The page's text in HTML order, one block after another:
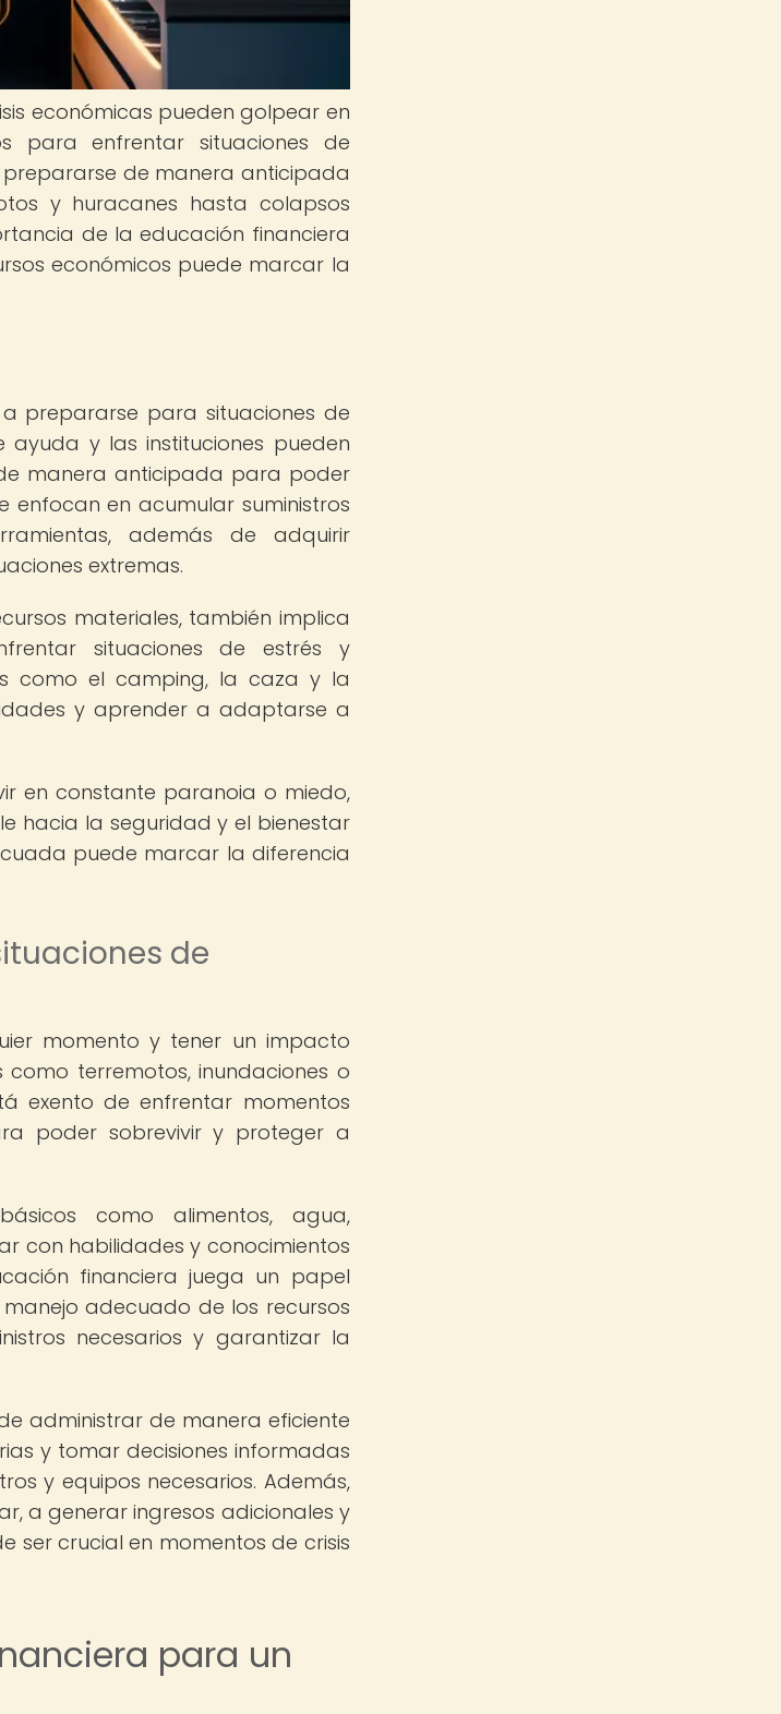
económicas pueden golpear en
para enfrentar situaciones de
prepararse de manera anticipada
y huracanes hasta colapsos
de la educación financiera
económicos puede marcar la
prepararse para situaciones de
ayuda y las instituciones pueden
manera anticipada para poder
enfocan en acumular suministros
además de adquirir
extremas.
materiales, también implica
situaciones de estrés y
como el camping, la caza y la
y aprender a adaptarse a
en constante paranoia o miedo,
hacia la seguridad y el bienestar
puede marcar la diferencia
de
momento y tener un impacto
como terremotos, inundaciones o
exento de enfrentar momentos
poder sobrevivir y proteger a
como alimentos, agua,
con habilidades y conocimientos
financiera juega un papel
adecuado de los recursos
necesarios y garantizar la
administrar de manera eficiente
y tomar decisiones informadas
y equipos necesarios. Además,
a generar ingresos adicionales y
crucial en momentos de crisis
para un